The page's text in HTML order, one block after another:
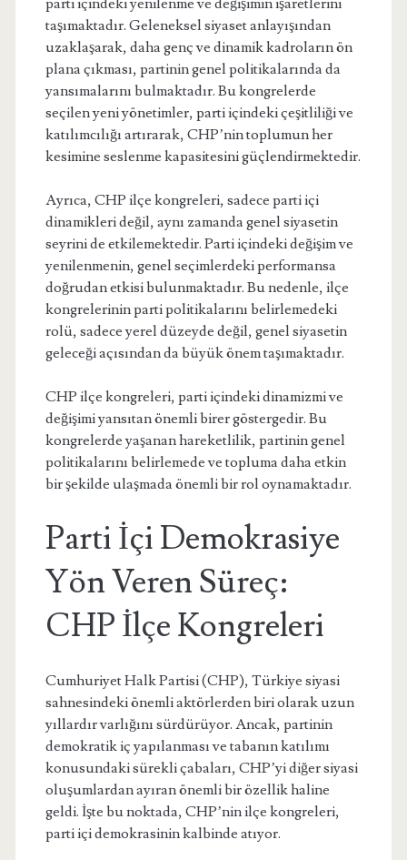
parti içindeki yenilenme ve değişimin işaretlerini
taşımaktadır. Geleneksel siyaset anlayışından
uzaklaşarak, daha genç ve dinamik kadroların ön
plana çıkması, partinin genel politikalarında da
yansımalarını bulmaktadır. Bu kongrelerde
seçilen yeni yönetimler, parti içindeki çeşitliliği ve
katılımcılığı artırarak, CHP’nin toplumun her
kesimine seslenme kapasitesini güçlendirmektedir.
Ayrıca, CHP ilçe kongreleri, sadece parti içi
dinamikleri değil, aynı zamanda genel siyasetin
seyrini de etkilemektedir. Parti içindeki değişim ve
yenilenmenin, genel seçimlerdeki performansa
doğrudan etkisi bulunmaktadır. Bu nedenle, ilçe
kongrelerinin parti politikalarını belirlemedeki
rolü, sadece yerel düzeyde değil, genel siyasetin
geleceği açısından da büyük önem taşımaktadır.
CHP ilçe kongreleri, parti içindeki dinamizmi ve
değişimi yansıtan önemli birer göstergedir. Bu
kongrelerde yaşanan hareketlilik, partinin genel
politikalarını belirlemede ve topluma daha etkin
bir şekilde ulaşmada önemli bir rol oynamaktadır.
Parti İçi Demokrasiye
Yön Veren Süreç:
CHP İlçe Kongreleri
Cumhuriyet Halk Partisi (CHP), Türkiye siyasi
sahnesindeki önemli aktörlerden biri olarak uzun
yıllardır varlığını sürdürüyor. Ancak, partinin
demokratik iç yapılanması ve tabanın katılımı
konusundaki sürekli çabaları, CHP’yi diğer siyasi
oluşumlardan ayıran önemli bir özellik haline
geldi. İşte bu noktada, CHP’nin ilçe kongreleri,
parti içi demokrasinin kalbinde atıyor.